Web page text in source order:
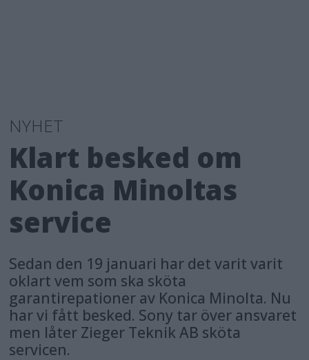
NYHET
Klart besked om
Konica Minoltas
service
Sedan den 19 januari har det varit varit
oklart vem som ska sköta
garantirepationer av Konica Minolta. Nu
har vi fått besked. Sony tar över ansvaret
men låter Zieger Teknik AB sköta
servicen.